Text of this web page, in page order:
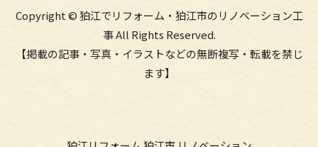
Copyright © 狛江でリフォーム・狛江市のリノベーション工
事 All Rights Reserved.
【掲載の記事・写真・イラストなどの無断複写・転載を禁じ
ます】